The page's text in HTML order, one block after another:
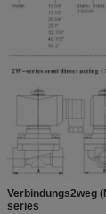
Verbindungs2weg
series